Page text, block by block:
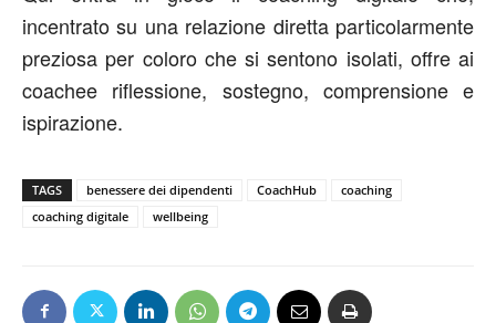
incentrato su una relazione diretta particolarmente
preziosa per coloro che si sentono isolati, offre ai
coachee riflessione, sostegno, comprensione e
ispirazione.
TAGS benessere dei dipendenti CoachHub
coaching
coaching digitale
wellbeing